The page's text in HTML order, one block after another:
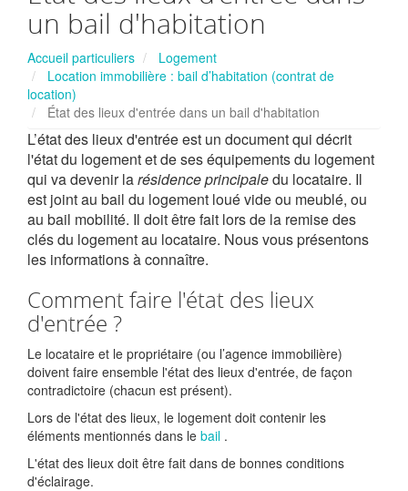
un bail d'habitation
Accueil particuliers
Logement
Location immobilière : bail d’habitation (contrat de
location)
État des lieux d'entrée dans un bail d'habitation
L’état des lieux d'entrée est un document qui décrit
l'état du logement et de ses équipements du logement
qui va devenir larésidence principaledu locataire. Il
est joint au bail du logement loué vide ou meublé, ou
au bail mobilité. Il doit être fait lors de la remise des
clés du logement au locataire. Nous vous présentons
les informations à connaître.
Comment faire l'état des lieux
d'entrée ?
Le locataire et le propriétaire (ou l’agence immobilière)
doivent faire ensemble l'état des lieux d'entrée, de façon
contradictoire (chacun est présent).
Lors de l'état des lieux, le logement doit contenir les
éléments mentionnés dans le bail .
L'état des lieux doit être fait dans de bonnes conditions
d'éclairage.